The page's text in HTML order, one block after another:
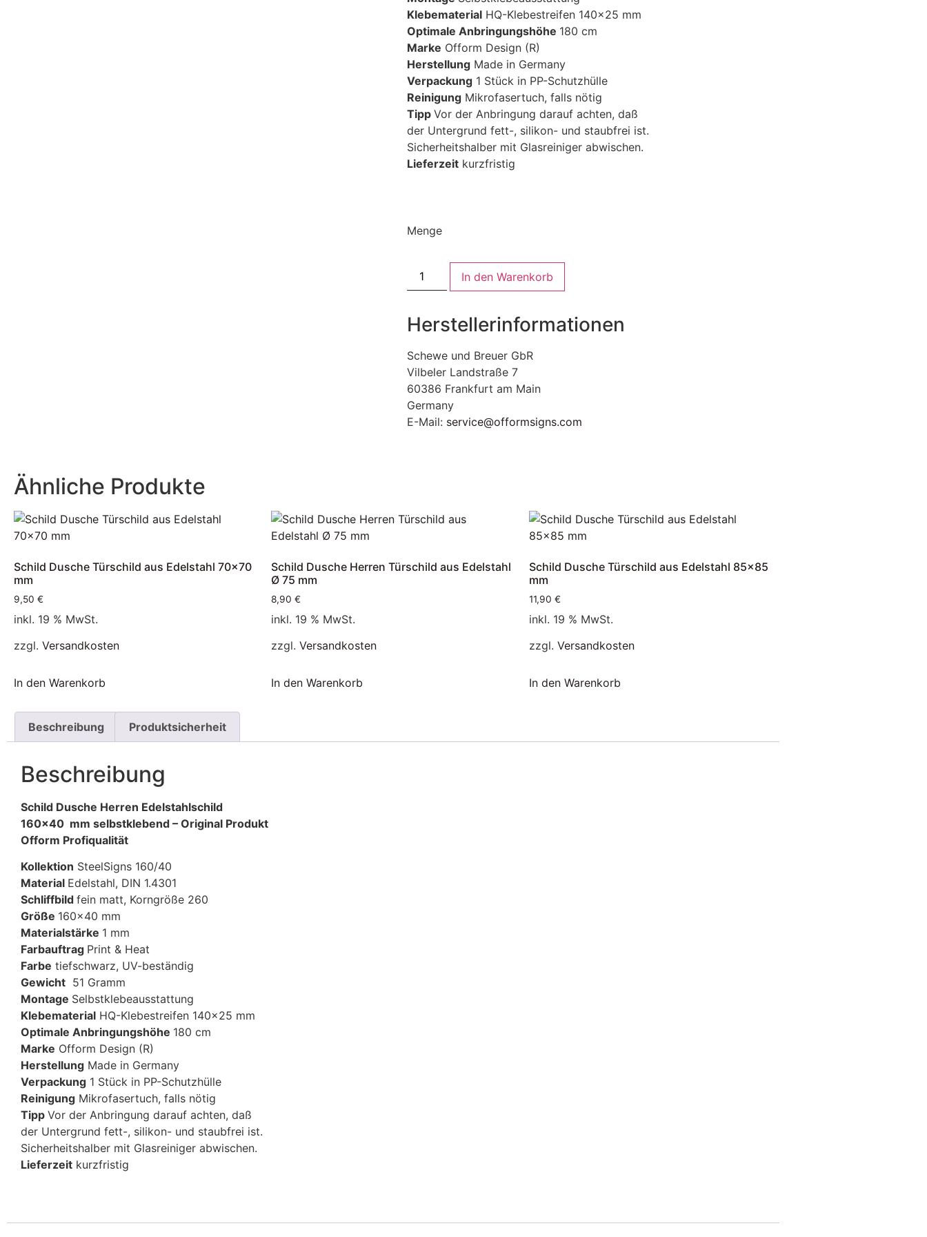
Klebematerial HQ-Klebestreifen 140×25 mm
Optimale Anbringungshöhe 180 cm
Marke Ofform Design (R)
Herstellung Made in Germany
Verpackung 1 Stück in PP-Schutzhülle
Reinigung Mikrofasertuch, falls nötig
Tipp Vor der Anbringung darauf achten, daß
der Untergrund fett-, silikon- und staubfrei ist.
Sicherheitshalber mit Glasreiniger abwischen.
Lieferzeit kurzfristig
Menge
In den Warenkorb
Herstellerinformationen
Schewe und Breuer GbR
Vilbeler Landstraße 7
60386 Frankfurt am Main
Germany
E-Mail: service@offormsigns.com
Ähnliche Produkte
Schild Dusche Türschild aus Edelstahl 70×70
mm
9,50 €
inkl. 19 % MwSt.
zzgl. Versandkosten
In den Warenkorb
Schild Dusche Herren Türschild aus Edelstahl
Ø 75 mm
8,90€
inkl. 19 % MwSt.
zzgl.Versandkosten
In den Warenkorb
Schild Dusche Türschild aus Edelstahl 85×85
mm
11,90 €
inkl. 19 % MwSt.
zzgl. Versandkosten
In den Warenkorb
Beschreibung Produktsicherheit
Beschreibung
Schild Dusche Herren Edelstahlschild
160×40 mm selbstklebend – Original Produkt
Ofform Profiqualität
Kollektion SteelSigns 160/40
Material Edelstahl, DIN 1.4301
Schliffbild fein matt, Korngröße 260
Größe 160×40 mm
Materialstärke 1 mm
Farbauftrag Print & Heat
Farbe tiefschwarz, UV-beständig
Gewicht 51 Gramm
Montage Selbstklebeausstattung
Klebematerial HQ-Klebestreifen 140×25 mm
Optimale Anbringungshöhe 180 cm
Marke Ofform Design (R)
Herstellung Made in Germany
Verpackung 1 Stück in PP-Schutzhülle
Reinigung Mikrofasertuch, falls nötig
Tipp Vor der Anbringung darauf achten, daß
der Untergrund fett-, silikon- und staubfrei ist.
Sicherheitshalber mit Glasreiniger abwischen.
Lieferzeit kurzfristig